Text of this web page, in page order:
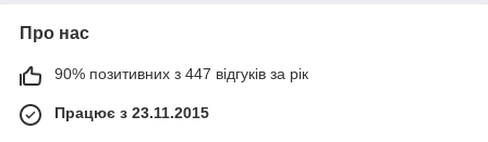
Про нас
90% позитивних з 447 відгуків за рік
Працює з 23.11.2015